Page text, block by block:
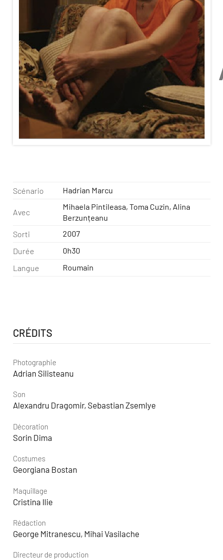
Scénario Hadrian Marcu
Avec
Mihaela Pintileasa, Toma Cuzin, Alina
Berzunțeanu
Sorti
2007
Durée
0h30
Langue
Roumain
CRÉDITS
Photographie
Adrian Silisteanu
Son
Alexandru Dragomir, Sebastian Zsemlye
Décoration
Sorin Dima
Costumes
Georgiana Bostan
Maquillage
Cristina Ilie
Rédaction
George Mitranescu, Mihai Vasilache
Directeur de production